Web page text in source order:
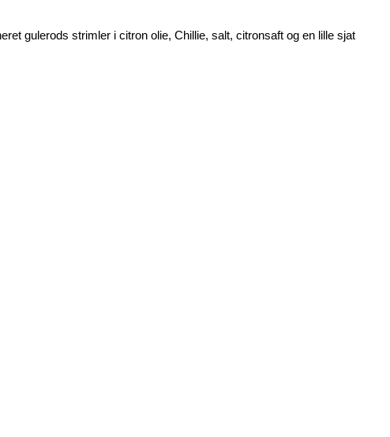
gulerods strimler i citron olie, Chillie, salt, citronsaft og en lille sjat